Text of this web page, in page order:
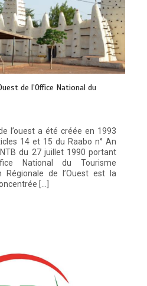
de l’Office National du
l’ouest a été créée en 1993
14 et 15 du Raabo n° An
du 27 juillet 1990 portant
National du Tourisme
Régionale de l’Ouest est la
[…]